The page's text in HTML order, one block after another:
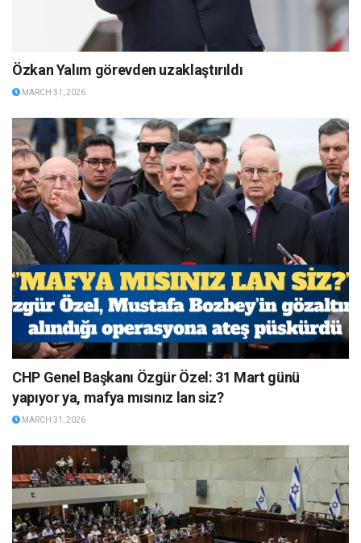
Özkan Yalım görevden uzaklaştırıldı
MARCH 31, 2026
CHP Genel Başkanı Özgür Özel: 31 Mart günü
yapıyor ya, mafya mısınız lan siz?
MARCH 31, 2026